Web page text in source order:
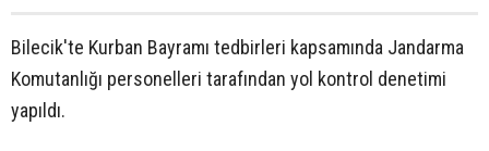
Bilecik'te Kurban Bayramı tedbirleri kapsamında Jandarma
Komutanlığı personelleri tarafından yol kontrol denetimi
yapıldı.